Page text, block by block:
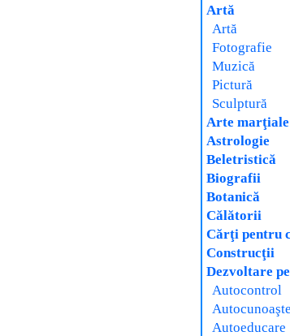
Artă
Artă
Fotografie
Muzică
Pictură
Sculptură
Arte marţiale
Astrologie
Beletristică
Biografii
Botanică
Călătorii
Cărţi pentru
Construcţii
Dezvoltare
Autocontrol
Autoeducare